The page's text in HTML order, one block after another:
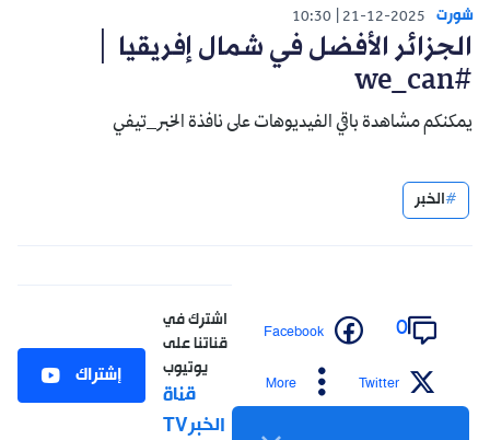
شورت 21-12-2025
10:30
الجزائر الأفضل في شمال إفريقيا │
#we_can
يمكنكم مشاهدة باقي الفيديوهات على نافذة الخبر_تيفي
الخبر
0
Facebook
Twitter
More
اشترك في
قناتنا على
يوتيوب
قناة
الخبرTV
إشتراك